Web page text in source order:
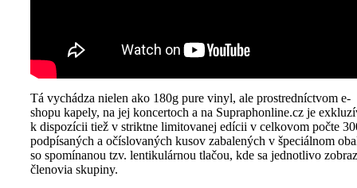
Tá vychádza nielen ako 180g pure vinyl, ale prostredníctvom e-
shopu kapely, na jej koncertoch a na Supraphonline.cz je
k dispozícii tiež v striktne limitovanej edícii v celkovom počte
podpísaných a očíslovaných kusov zabalených v špeciálnom
so spomínanou tzv. lentikulárnou tlačou, kde sa jednotlivo
členovia skupiny.